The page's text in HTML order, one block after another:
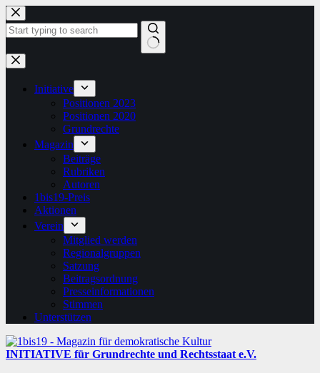
Zum
Inhalt
springen
Keine
Ergebnisse
Initiative
Positionen 2023
Positionen 2020
Grundrechte
Magazin
Beiträge
Rubriken
Autoren
1bis19-Preis
Aktionen
Verein
Mitglied werden
Regionalgruppen
Satzung
Beitragsordnung
Presseinformationen
Stimmen
Unterstützen
INITIATIVE für Grundrechte und Rechtsstaat e.V.